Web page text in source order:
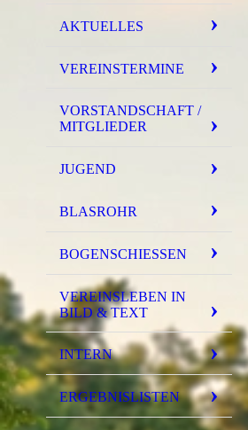
AKTUELLES
VEREINSTERMINE
VORSTANDSCHAFT /
MITGLIEDER
JUGEND
BLASROHR
BOGENSCHIESSEN
VEREINSLEBEN IN
BILD & TEXT
INTERN
ERGEBNISLISTEN